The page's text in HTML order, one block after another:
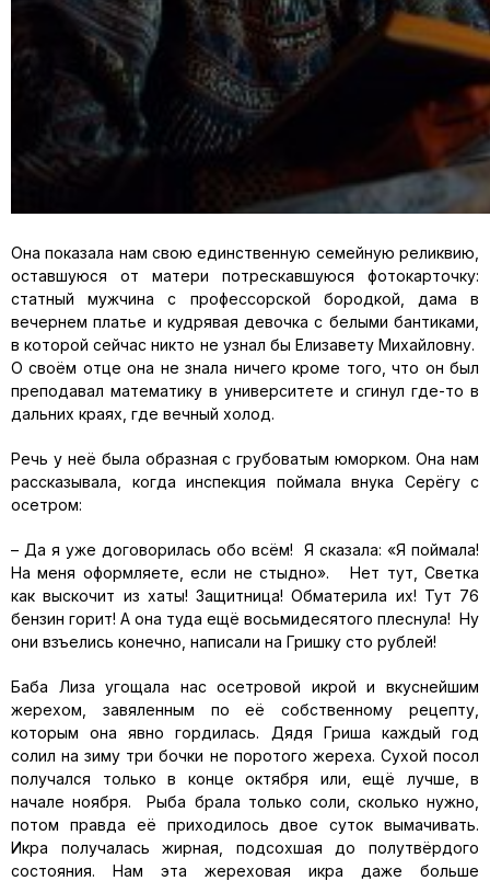
Она показала нам свою единственную семейную реликвию,
оставшуюся от матери потрескавшуюся фотокарточку:
статный мужчина с профессорской бородкой, дама в
вечернем платье и кудрявая девочка с белыми бантиками,
в которой сейчас никто не узнал бы Елизавету Михайловну.
О своём отце она не знала ничего кроме того, что он был
преподавал математику в университете и сгинул где-то в
дальних краях, где вечный холод.
Речь у неё была образная с грубоватым юморком. Она нам
рассказывала, когда инспекция поймала внука Серёгу с
осетром:
– Да я уже договорилась обо всём! Я сказала: «Я поймала!
На меня оформляете, если не стыдно». Нет тут, Светка
как выскочит из хаты! Защитница! Обматерила их! Тут 76
бензин горит! А она туда ещё восьмидесятого плеснула! Ну
они взъелись конечно, написали на Гришку сто рублей!
Баба Лиза угощала нас осетровой икрой и вкуснейшим
жерехом, завяленным по её собственному рецепту,
которым она явно гордилась. Дядя Гриша каждый год
солил на зиму три бочки не поротого жереха. Сухой посол
получался только в конце октября или, ещё лучше, в
начале ноября. Рыба брала только соли, сколько нужно,
потом правда её приходилось двое суток вымачивать.
Икра получалась жирная, подсохшая до полутвёрдого
состояния. Нам эта жереховая икра даже больше